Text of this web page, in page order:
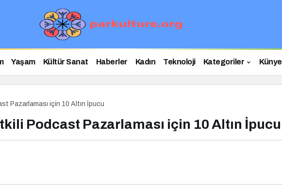
Yaşam Kültür Sanat Haberler Kadın Teknoloji Kategoriler Künye
Pazarlaması için 10 Altın İpucu
Podcast Pazarlaması için 10 Altın İpucu